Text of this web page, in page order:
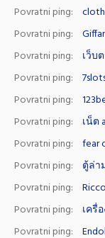
Povratni ping:
Povratni ping:
Povratni ping:
เว็บ
Povratni ping:
Povratni ping:
Povratni ping:
เน็ต
Povratni ping:
fear
Povratni ping:
ตู้ล่า
Povratni ping:
Povratni ping:
เครื่
Povratni ping: